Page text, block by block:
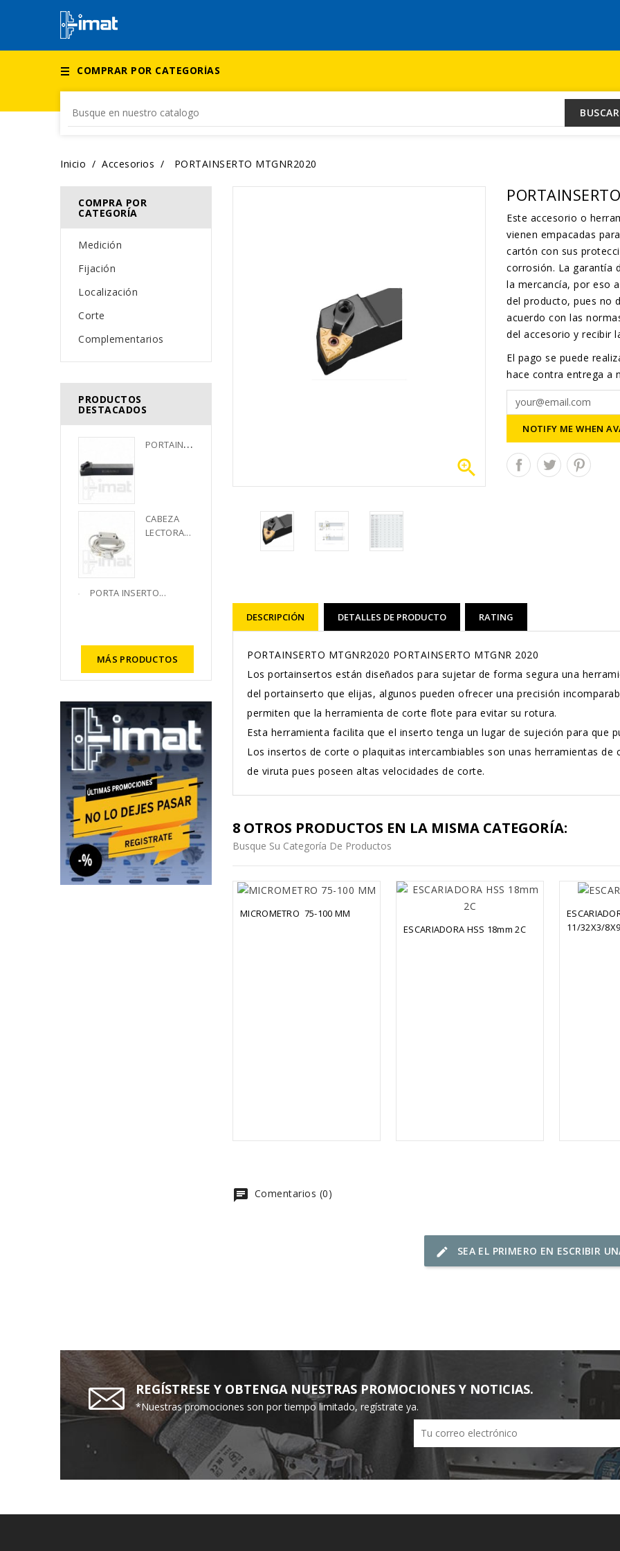
COMPRAR POR CATEGORÍAS
BUSCAR
Inicio Accesorios PORTAINSERTO MTGNR2020
COMPRA POR
CATEGORÍA
Medición
Fijación
Localización
Corte
Complementarios
PRODUCTOS
DESTACADOS
P
ORTAINSERTO...
CABEZA
LECTORA...
PORTA INSERTO...
MÁS PRODUCTOS

Este accesorio o
vienen empacadas
cartón con sus
corrosión. La garantía
la mercancía, por eso
del producto, pues no
acuerdo con las
del accesorio y recibir
El pago se puede
hace contra entrega a
NOTIFY ME WHEN
DESCRIPCIÓN DETALLES DE PRODUCTO RATING
PORTAINSERTO MTGNR2020 PORTAINSERTO MTGNR 2020
Los portainsertos están diseñados para sujetar de forma segura una
del portainserto que elijas, algunos pueden ofrecer una precisión
permiten que la herramienta de corte flote para evitar su rotura.
Esta herramienta facilita que el inserto tenga un lugar de sujeción para que
Los insertos de corte o plaquitas intercambiables son unas herramientas
de viruta pues poseen altas velocidades de corte.
8 OTROS PRODUCTOS EN LA MISMA CATEGORÍA:
Busque Su Categoría De Productos
MICROMETRO  75-100 MM
ESCARIADORA HSS 18mm 2C
11/32X3/
chat Comentarios (0)
edit SEA EL PRIMERO EN ESCRIBIR
REGÍSTRESE Y OBTENGA NUESTRAS PROMOCIONES Y NOTICIAS.
*Nuestras promociones son por tiempo limitado, regístrate ya.